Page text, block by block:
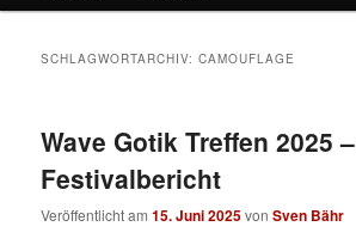
SCHLAGWORTARCHIV:CAMOUFLAGE
Wave Gotik Treffen 2025 –
Festivalbericht
Veröffentlicht am15. Juni 2025vonSven Bähr